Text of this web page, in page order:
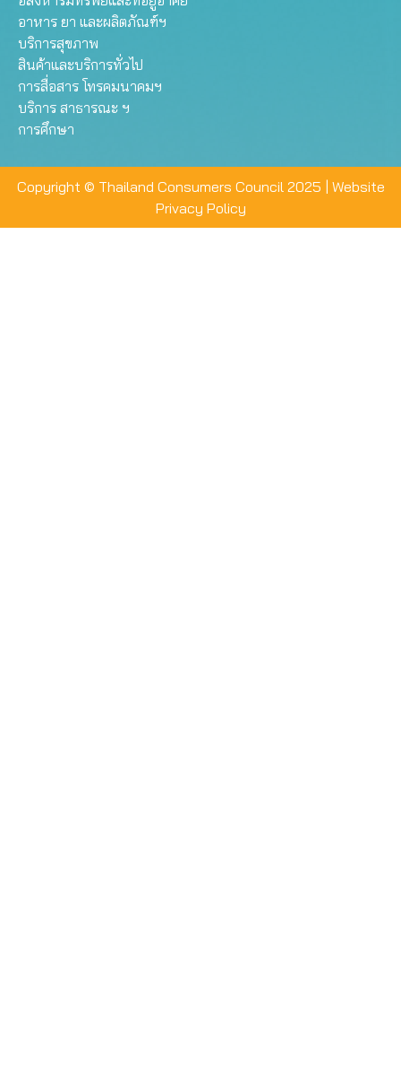
อาหาร ยา และผลิตภัณฑ์ฯ
บริการสุขภาพ
สินค้าและบริการทั่วไป
การสื่อสาร โทรคมนาคมฯ
บริการ สาธารณะ ฯ
การศึกษา
Copyright © Thailand Consumers Council 2025 | Website
Privacy Policy